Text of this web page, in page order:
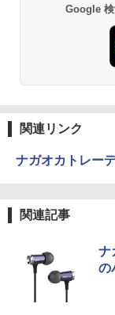
Google 検
関連リンク
ナガオカトレー
関連記事
ナ
の